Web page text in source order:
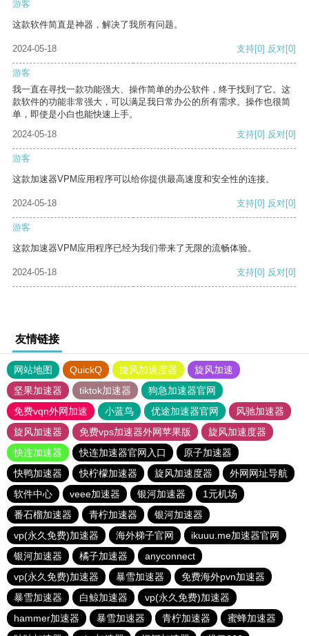
游客
这款软件简直是神器，解决了我所有问题。
2024-05-18 支持[0] 反对[0]
游客
我一直在寻找一款功能强大、操作简单的办公软件，终于找到了它。这
款软件的功能非常强大，可以满足我日常办公的所有需求。操作也很简
单，即使是小白也能快速上手。
2024-05-18
支持[0] 反对[0]
游客
这款加速器VPM应用程序可以给你提供最高速度和安全性的连接。
2024-05-18 支持[0] 反对[0]
游客
这款加速器VPM应用程序已经为我们带来了无限的流畅体验。
2024-05-18 支持[0] 反对[0]
友情链接
网站地图 QuickQ 旋风加速度器
旋风加速
坚果加速器
tiktok加速器
狗急加速器官网
免费vqn外网加速
小蓝鸟 优途加速器官网
风驰加速器
旋风加速器
免费vps加速器外网苹果版
旋风加速度器
快连加速器
快连加速器官网入口
原子加速器
快鸭加速器
快柠檬加速器 旋风加速度器
外网网址导航
软件中心
veee加速器 银河加速器
1元机场
番石榴加速器
青柠加速器
银河加速器
vp(永久免费)加速器
海外梯子官网
ikuuu.me加速器官网
银河加速器
橘子加速器
anyconnect
vp(永久免费)加速器
暴雪加速器
免费海外pvn加速器
暴雪加速器
白鲸加速器
vp(永久免费)加速器
hammer加速器
暴雪加速器 青柠加速器
蜜蜂加速器